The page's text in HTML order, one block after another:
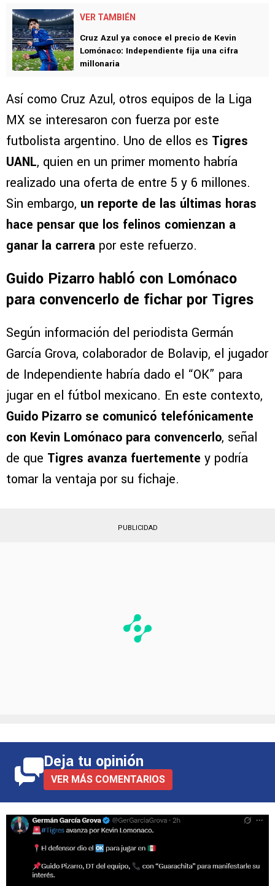
VER TAMBIÉN
Cruz Azul ya conoce el precio de Kevin
Lomónaco: Independiente fija una cifra
millonaria
Así como Cruz Azul, otros equipos de la Liga
MX se interesaron con fuerza por este
futbolista argentino. Uno de ellos es Tigres
UANL, quien en un primer momento habría
realizado una oferta de entre 5 y 6 millones.
Sin embargo, un reporte de las últimas horas
hace pensar que los felinos comienzan a
ganar la carrera por este refuerzo.
Guido Pizarro habló con Lomónaco
para convencerlo de fichar por Tigres
Según información del periodista Germán
García Grova, colaborador de Bolavip, el jugador
de Independiente habría dado el “OK” para
jugar en el fútbol mexicano. En este contexto,
Guido Pizarro se comunicó telefónicamente
con Kevin Lomónaco para convencerlo, señal
de que Tigres avanza fuertemente y podría
tomar la ventaja por su fichaje.
PUBLICIDAD
Deja tu opinión
VER MÁS COMENTARIOS